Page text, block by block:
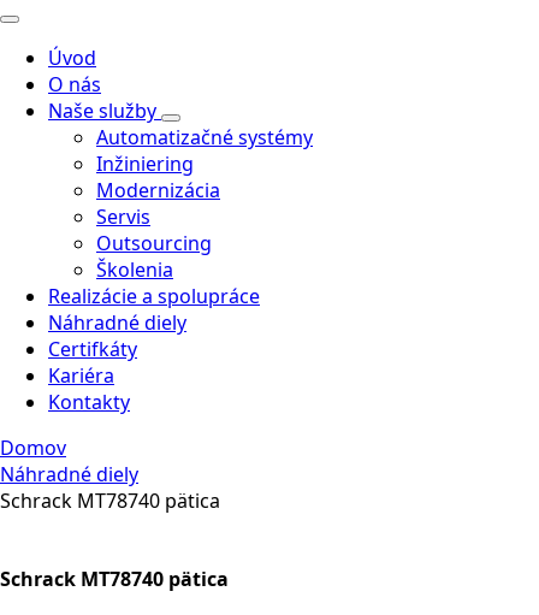
Úvod
O nás
Naše služby
Automatizačné systémy
Inžiniering
Modernizácia
Servis
Outsourcing
Školenia
Realizácie a spolupráce
Náhradné diely
Certifkáty
Kariéra
Kontakty
Domov
Náhradné diely
Schrack MT78740 pätica
Schrack MT78740 pätica